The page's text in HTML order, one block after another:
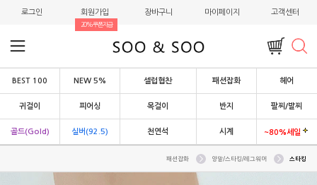
로그인 회원가입
20%쿠폰지급
장바구니 마이페이지 고객센터
BEST 100 NEW 5% 셀럽협찬 패션잡화 헤어
귀걸이 피어싱 목걸이 반지 팔찌/발찌
골드(Gold) 실버(92.5) 천연석 시계 ~80%세일
패션잡화 양말/스타킹/레그워머 스타킹